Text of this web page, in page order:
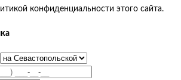
конфиденциальности этого сайта.